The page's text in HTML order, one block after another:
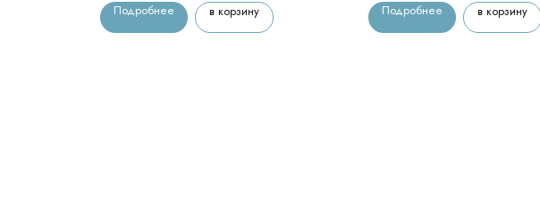
Подробнее в корзину Подробнее в корзину